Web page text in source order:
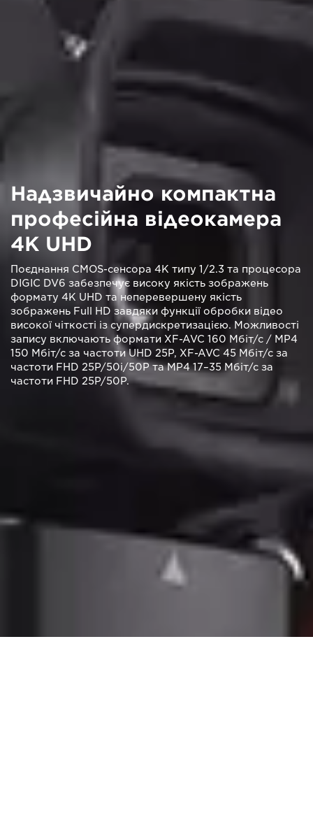
Надзвичайно компактна
професійна відеокамера
4K UHD
Поєднання CMOS-сенсора 4K типу 1/2.3 та процесора
DIGIC DV6 забезпечує високу якість зображень
формату 4K UHD та неперевершену якість
зображень Full HD завдяки функції обробки відео
високої чіткості із супердискретизацією. Можливості
запису включають формати XF-AVC 160 Мбіт/с / MP4
150 Мбіт/с за частоти UHD 25P, XF-AVC 45 Мбіт/с за
частоти FHD 25P/50i/50P та MP4 17–35 Мбіт/с за
частоти FHD 25P/50P.